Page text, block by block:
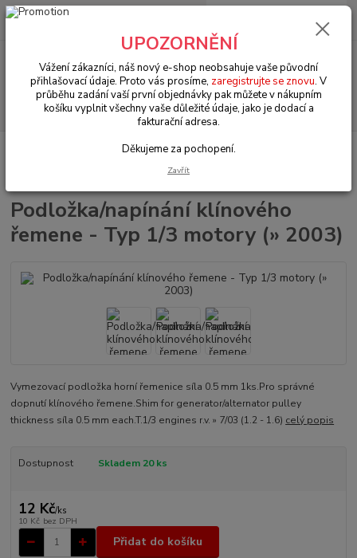
Menu
Hledat
+420 602 330 329
0 Kč
VW Brouk Typ 1 (1938 » 03)
Elektroinstalace (Electrical)
klínového řemene - Typ 1/3 motory (» 2003)
Podložka/napínání klínového
řemene - Typ 1/3 motory (» 2003)
Vymezovací podložka horní řemenice síla 0.5 mm 1ks.Pro správné
dopnutí klínového řemene.Shim for generator/alternator pulley
thickness síla 0.5 mm each.T.1/3 engines r.v. » 7/03 (1.2 - 1.6) celý popis
Dostupnost Skladem 20 ks
12 Kč/ks
10 Kč bez DPH
Přidat do košíku
UPOZORNĚNÍ
Vážení zákazníci, náš nový e-shop neobsahuje vaše původní
přihlašovací údaje. Proto vás prosíme, zaregistrujte se znovu. V
průběhu zadání vaší první objednávky pak můžete v nákupním
košíku vyplnit všechny vaše důležité údaje, jako je dodací a
fakturační adresa.
Děkujeme za pochopení.
Zavřít